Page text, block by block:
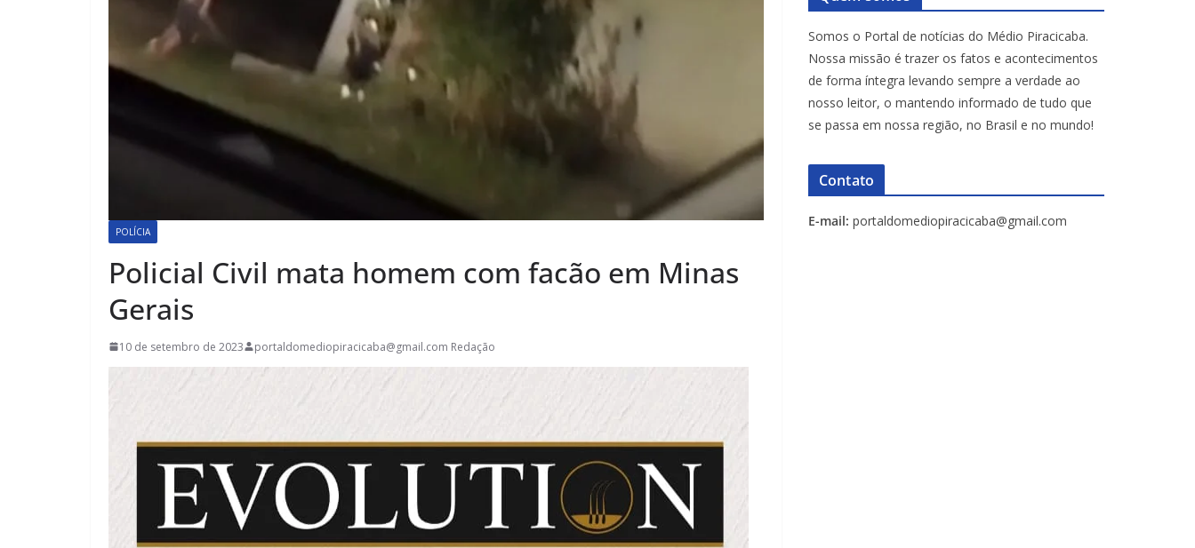
POLÍCIA
Policial Civil mata homem com facão em Minas
Gerais
10 de setembro de 2023 portaldomediopiracicaba@gmail.com Redação
Somos o Portal de notícias do Médio Piracicaba.
Nossa missão é trazer os fatos e acontecimentos
de forma íntegra levando sempre a verdade ao
nosso leitor, o mantendo informado de tudo que
se passa em nossa região, no Brasil e no mundo!
Contato
E-mail: portaldomediopiracicaba@gmail.com